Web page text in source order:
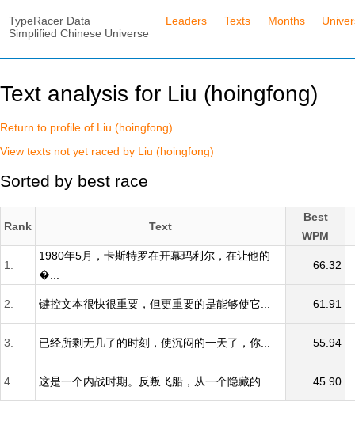
TypeRacer Data
Simplified Chinese Universe
Leaders Texts Months
Text analysis for Liu (hoingfong)
Return to profile of Liu (hoingfong)
View texts not yet raced by Liu (hoingfong)
Sorted by best race
Rank Text
Best
WPM
1.
1980年5月，卡斯特罗在开幕玛利尔，在让他的
�...
66.32
2. 键控文本很快很重要，但更重要的是能够使它... 61.91
3. 已经所剩无几了的时刻，使沉闷的一天了，你... 55.94
4. 这是一个内战时期。反叛飞船，从一个隐藏的... 45.90